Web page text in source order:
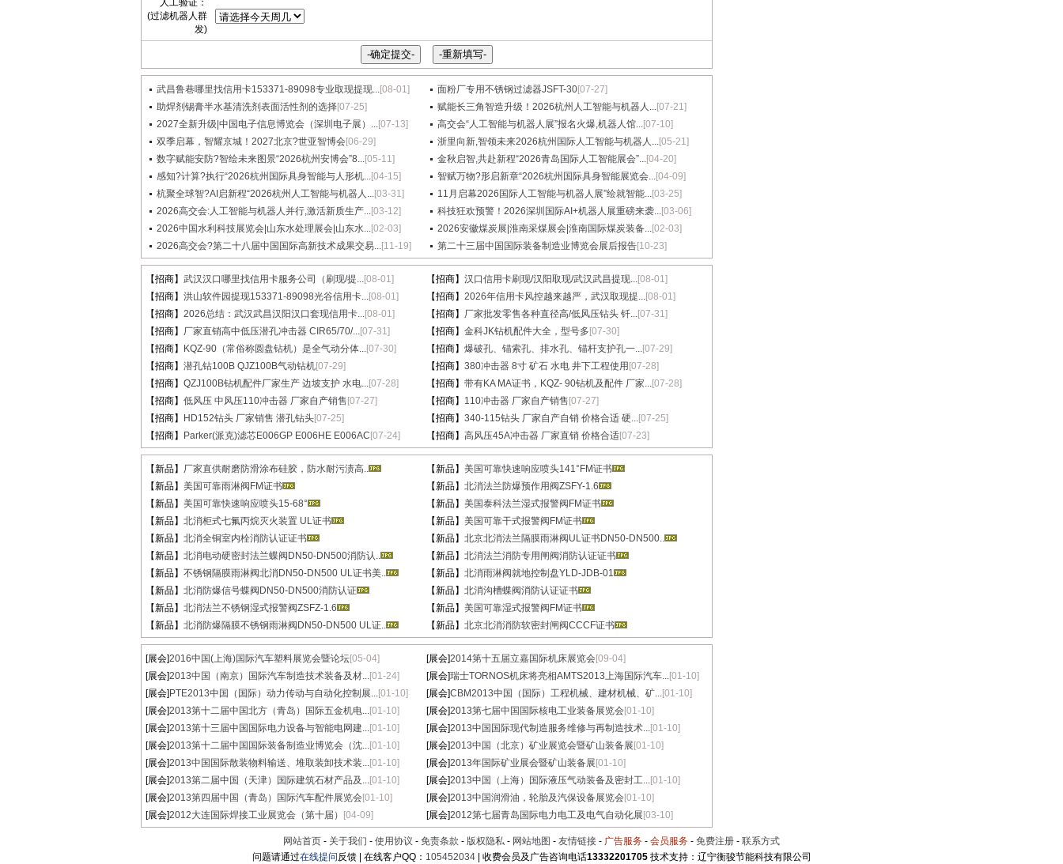
人工验证：
(过滤机器人群
发)
武昌鲁巷哪里找信用卡153371-89098专业取现提现...[08-01] 面粉厂专用不锈钢过滤器JSFT-30[07-27]
助焊剂锡膏半水基清洗剂表面活性剂的选择[07-25] 赋能长三角智造升级！2026杭州人工智能与机器人...[07-21]
2027全新升级|中国电子信息博览会（深圳电子展）...[07-13] 高交会“人工智能与机器人展”报名火爆,机器人馆...[07-10]
双季启幕，智耀京城！2027北京?世亚智博会[06-29] 浙里向新,智领未来2026杭州国际人工智能与机器人...[05-21]
数字赋能安防?智绘未来图景“2026杭州安博会”8...[05-11] 金秋启智,共赴新程“2026青岛国际人工智能展会”...[04-20]
感知?计算?执行“2026杭州国际具身智能与人形机...[04-15] 智赋万物?形启新章“2026杭州国际具身智能展览会...[04-09]
杭聚全球智?AI启新程“2026杭州人工智能与机器人...[03-31] 11月启幕2026国际人工智能与机器人展”绘就智能...[03-25]
2026高交会:人工智能与机器人并行,激活新质生产...[03-12] 科技狂欢预警！2026深圳国际AI+机器人展重磅来袭...[03-06]
2026中国水利科技展览会|山东水处理展会|山东水...[02-03] 2026安徽煤炭展|淮南采煤展会|淮南国际煤炭装备...[02-03]
2026高交会?第二十八届中国国际高新技术成果交易...[11-19] 第二十三届中国国际装备制造业博览会展后报告[10-23]
【招商】 武汉汉口哪里找信用卡服务公司（刷现/提...[08-01] 【招商】 汉口信用卡刷现/汉阳取现/武汉武昌提现...[08-01]
【招商】 洪山软件园提现153371-89098光谷信用卡...[08-01] 【招商】 2026年信用卡风控越来越严，武汉取现提...[08-01]
【招商】 2026总结：武汉武昌汉阳汉口套现信用卡...[08-01] 【招商】 厂家批发零售各种直径高/低风压钻头 钎...[07-31]
【招商】 厂家直销高中低压潜孔冲击器 CIR65/70/...[07-31] 【招商】 金科JK钻机配件大全，型号多 [07-30]
【招商】
KQZ-90（常俗称圆盘钻机）是全气动分体...[07-30] 【招商】 爆破孔、锚索孔、排水孔、锚杆支护孔一...[07-29]
【招商】 潜孔钻100B QJZ100B气动钻机[07-29] 【招商】 380冲击器 8寸 矿石 水电 井下工程使用 [07-28]
【招商】 QZJ100B钻机配件厂家生产 边坡支护 水电...[07-28] 【招商】 带有KA MA证书，KQZ- 90钻机及配件 厂家...[07-28]
【招商】 低风压 中风压110冲击器 厂家自产销售 [07-27] 【招商】 110冲击器 厂家自产销售 [07-27]
【招商】
HD152钻头 厂家销售 潜孔钻头[07-25] 【招商】 340-115钻头 厂家自产自销 价格合适 硬...[07-25]
【招商】
Parker(派克)滤芯E006GP E006HE E006AC [07-24] 【招商】 高风压45A冲击器 厂家直销 价格合适[07-23]
【新品】 厂家直供耐磨防滑涂布硅胶，防水耐污渍高.. 【新品】 美国可靠快速响应喷头141°FM证书
【新品】 美国可靠雨淋阀FM证书 【新品】 北消法兰防爆预作用阀ZSFY-1.6
【新品】 美国可靠快速响应喷头15-68° 【新品】 美国泰科法兰湿式报警阀FM证书
【新品】 北消柜式七氟丙烷灭火装置 UL证书 【新品】 美国可靠干式报警阀FM证书
【新品】 北消全铜室内栓消防认证证书 【新品】 北京北消法兰隔膜雨淋阀UL证书DN50-DN500..
【新品】 北消电动硬密封法兰蝶阀DN50-DN500消防认.. 【新品】 北消法兰消防专用闸阀消防认证证书
【新品】 不锈钢隔膜雨淋阀北消DN50-DN500 UL证书美.. 【新品】 北消雨淋阀就地控制盘YLD-JDB-01
【新品】 北消防爆信号蝶阀DN50-DN500消防认证 【新品】 北消沟槽蝶阀消防认证证书
【新品】 北消法兰不锈钢湿式报警阀ZSFZ-1.6 【新品】 美国可靠湿式报警阀FM证书
【新品】 北消防爆隔膜不锈钢雨淋阀DN50-DN500 UL证.. 【新品】 北京北消消防软密封闸阀CCCF证书
[展会]2016中国(上海)国际汽车塑料展览会暨论坛[05-04] [展会]2014第十五届立嘉国际机床展览会[09-04]
[展会]2013中国（南京）国际汽车制造技术装备及材...[01-24] [展会]瑞士TORNOS机床将亮相AMTS2013上海国际汽车...[01-10]
[展会] PTE2013中国（国际）动力传动与自动化控制展...[01-10] [展会]CBM2013中国（国际）工程机械、建材机械、矿...[01-10]
[展会]2013第十二届中国北方（青岛）国际五金机电...[01-10] [展会]2013第七届中国国际核电工业装备展览会[01-10]
[展会]2013第十三届中国国际电力设备与智能电网建...[01-10] [展会]2013中国国际现代制造服务维修与再制造技术...[01-10]
[展会]2013第十二届中国国际装备制造业博览会（沈...[01-10] [展会]2013中国（北京）矿业展览会暨矿山装备展 [01-10]
[展会]2013中国国际散装物料输送、堆取装卸技术装...[01-10] [展会]2013年国际矿业展会暨矿山装备展 [01-10]
[展会]2013第二届中国（天津）国际建筑石材产品及...[01-10] [展会]2013中国（上海）国际液压气动装备及密封工...[01-10]
[展会]2013第四届中国（青岛）国际汽车配件展览会[01-10] [展会]2013中国润滑油，轮胎及汽保设备展览会[01-10]
[展会]2012大连国际焊接工业展览会（第十届） [04-09] [展会]2012第七届青岛国际电力电工及电气自动化展 [03-10]
网站首页 - 关于我们 - 使用协议 - 免责条款 - 版权隐私 - 网站地图 - 友情链接 - 广告服务 - 会员服务 - 免费注册 - 联系方式
问题请通过在线提问反馈 | 在线客户QQ： 105452034| 收费会员及广告咨询电话13332201705技术支持：辽宁衡骏节能科技有限公司